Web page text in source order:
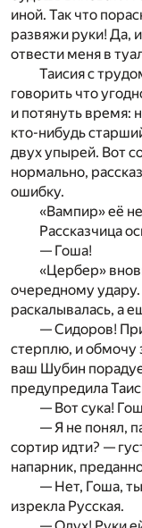
иной. Так что
развяжи руки! Да,
отвести меня в
Таисия с
говорить что
и потянуть время:
кто-нибудь
двух упырей. Вот
нормально,
ошибку.
«Вампир» её
Рассказчица
— Гоша!
«Цербер»
очередному
раскалывалась, а
— Сидоров!
стерплю, и обмочу
ваш Шубин
предупредила
— Вот сука!
— Я не понял,
сортир идти? —
напарник,
— Нет, Гоша,
изрекла Русская.